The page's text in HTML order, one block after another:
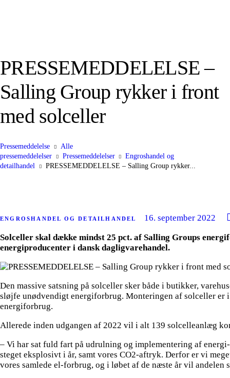
PRESSEMEDDELELSE –
Salling Group rykker i front
med solceller
Pressemeddelelse
Alle
pressemeddelelser
Pressemeddelelser
Engroshandel og
detailhandel
PRESSEMEDDELELSE – Salling Group rykker...
ENGROSHANDEL OG DETAILHANDEL
16. september 2022
Solceller skal dække mindst 25 pct. af Salling Groups
energiproducenter i dansk dagligvarehandel.
Den massive satsning på solceller sker både i butikker,
sløjfe unødvendigt energiforbrug. Monteringen af solceller
energiforbrug.
Allerede inden udgangen af 2022 vil i alt 139 solcelleanlæg
– Vi har sat fuld fart på udrulning og implementering af
steget eksplosivt i år, samt vores CO2-aftryk. Derfor er vi
vores samlede el-forbrug, og i løbet af de næste år vil